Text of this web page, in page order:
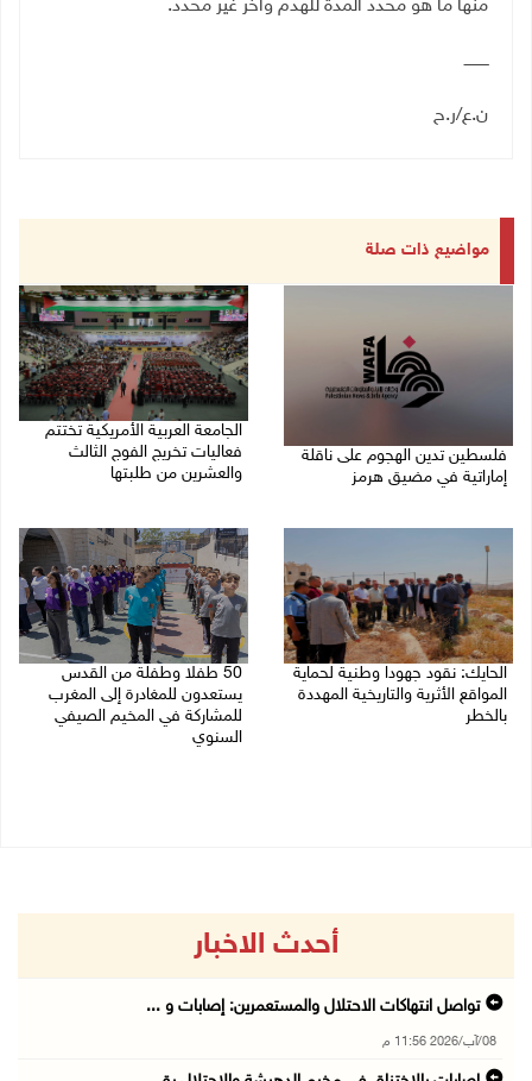
منها ما هو محدد المدة للهدم وآخر غير محدد.
ــــــــــ
ن.ع/ر.ح
مواضيع ذات صلة
فلسطين تدين الهجوم على ناقلة
إماراتية في مضيق هرمز
الجامعة العربية الأمريكية تختتم
فعاليات تخريج الفوج الثالث
والعشرين من طلبتها
الحايك: نقود جهودا وطنية لحماية
المواقع الأثرية والتاريخية المهددة
بالخطر
50 طفلا وطفلة من القدس
يستعدون للمغادرة إلى المغرب
للمشاركة في المخيم الصيفي
السنوي
أحدث الاخبار
تواصل انتهاكات الاحتلال والمستعمرين: إصابات و ...
08/آب/2026 11:56 م